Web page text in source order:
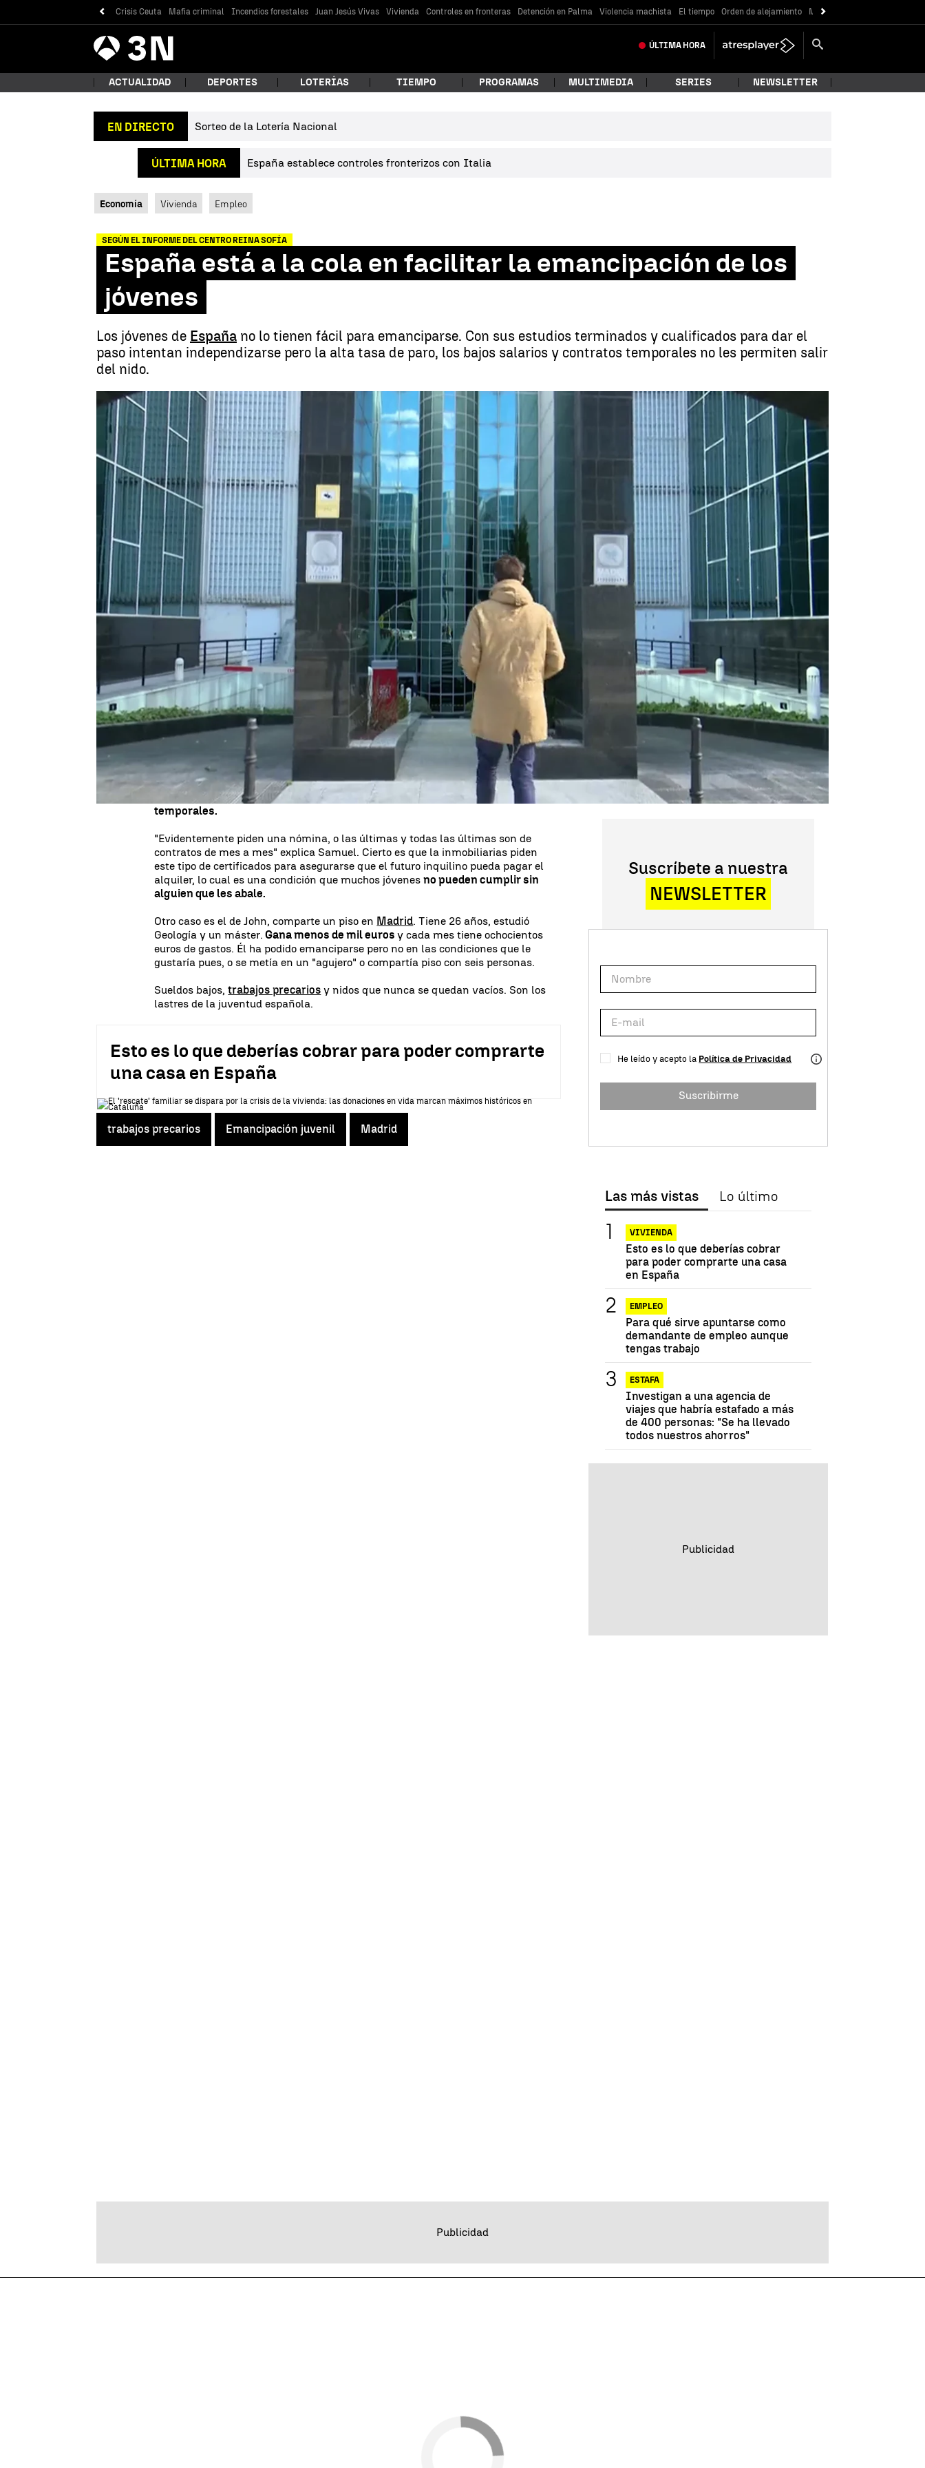
Crisis Ceuta Mafia criminal Incendios forestales Juan Jesús Vivas Vivienda Controles en fronteras Detención en Palma Violencia machista El tiempo Orden de alejamiento Messi
Antena
3 Noticias ÚLTIMA HORA
¿Qué estás buscando?
ACTUALIDAD DEPORTES LOTERÍAS TIEMPO PROGRAMAS MULTIMEDIA SERIES NEWSLETTER
EN DIRECTO Sorteo de la Lotería Nacional
ÚLTIMA HORA España establece controles fronterizos con Italia
Economía Vivienda Empleo
SEGÚN EL INFORME DEL CENTRO REINA SOFÍA
España está a la cola en facilitar la emancipación de los
jóvenes
Los jóvenes de España no lo tienen fácil para emanciparse. Con sus estudios terminados y cualificados para dar el
paso intentan independizarse pero la alta tasa de paro, los bajos salarios y contratos temporales no les permiten salir
del nido.
España está a la cola en facilitar la emancipación de los jóvenes |antena3.com
Antena 3 Noticias Madrid
21 de febrero de 2018, 16:26 WhatsappFacebook
X Linkedin
Españaestá a la cola de los países europeos en cuanto a las posibilidades que se
dan a los jóvenes, según el último informe del Centro Reina Sofía.
La alta tasa de
desempleo, la temporalidad y precariedad de los contratos les ponen muy difícil
la emancipación.
Son jóvenes cualificados, con estudios universitarios y posgrados que buscan la
independencia y emancipación, pero por más que lo intentan,
no logran
abandonar el nido
y no por falta de interés, sino por falta de posibilidades. Un
ejemplo sería el caso de Samuel cuyo futuro está borroso. Ha terminado el grado
en Telecomunicaciones. Está bien formado,consigue empleos, pero
temporales.
"Evidentemente piden una nómina, o las últimas y todas las últimas son de
contratos de mes a mes" explica Samuel. Cierto es que la inmobiliarias piden
este tipo de certificados para asegurarse que el futuro inquilino pueda pagar el
alquiler, lo cual es una condición que muchos jóvenesno pueden cumplir sin
alguien que les abale.
Otro caso es el de John, comparte un piso en Madrid. Tiene 26 años, estudió
Geología y un máster. Gana menos de mil eurosy cada mes tiene ochocientos
euros de gastos. Él ha podido emanciparse pero no en las condiciones que le
gustaría pues, o se metía en un "agujero" o compartía piso con seis personas.
Sueldos bajos,trabajos precarios y nidos que nunca se quedan vacíos. Son los
lastres de la juventud española.
Esto es lo que deberías cobrar para poder comprarte
una casa en España
trabajos precarios Emancipación juvenil Madrid
Suscríbete a nuestra
NEWSLETTER
He leído y acepto la Política de Privacidad
Suscribirme
Las más vistas Lo último
VIVIENDA
Esto es lo que deberías cobrar
para poder comprarte una casa
en España
EMPLEO
Para qué sirve apuntarse como
demandante de empleo aunque
tengas trabajo
ESTAFA
Investigan a una agencia de
viajes que habría estafado a más
de 400 personas: "Se ha llevado
todos nuestros ahorros"